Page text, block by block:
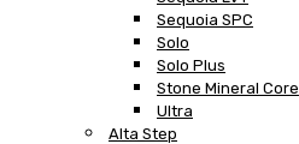
Sequoia SPC
Solo
Solo Plus
Stone Mineral Core
Ultra
Alta Step